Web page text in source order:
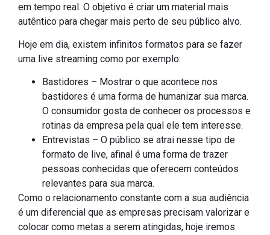
em tempo real. O objetivo é criar um material mais
autêntico para chegar mais perto de seu público alvo.
Hoje em dia, existem infinitos formatos para se fazer
uma live streaming como por exemplo:
Bastidores – Mostrar o que acontece nos
bastidores é uma forma de humanizar sua marca.
O consumidor gosta de conhecer os processos e
rotinas da empresa pela qual ele tem interesse.
Entrevistas – O público se atrai nesse tipo de
formato de live, afinal é uma forma de trazer
pessoas conhecidas que oferecem conteúdos
relevantes para sua marca.
Como o relacionamento constante com a sua audiência
é um diferencial que as empresas precisam valorizar e
colocar como metas a serem atingidas, hoje iremos